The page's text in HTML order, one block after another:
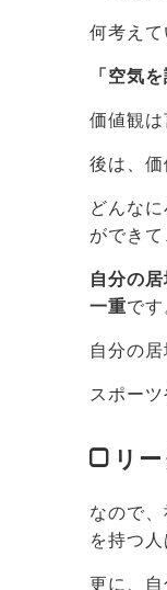
何考え
「空気
価値観は
後は、価
どんな
ができて
自分の
一重です
自分の
スポー
リ
なので
を持つ人
更に、